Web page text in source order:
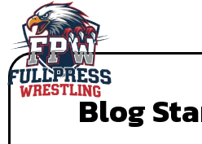
content
Blog